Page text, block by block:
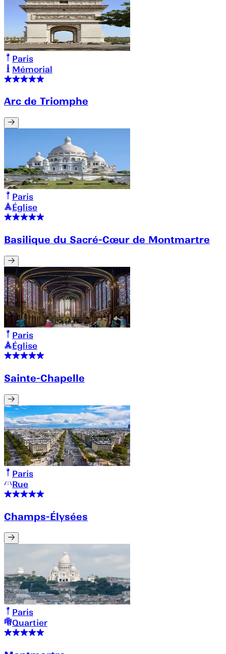
Paris
Mémorial
Arc de Triomphe
Paris
Église
Basilique du Sacré-Cœur de Montmartre
Paris
Église
Sainte-Chapelle
Paris
Rue
Champs-Élysées
Paris
Quartier